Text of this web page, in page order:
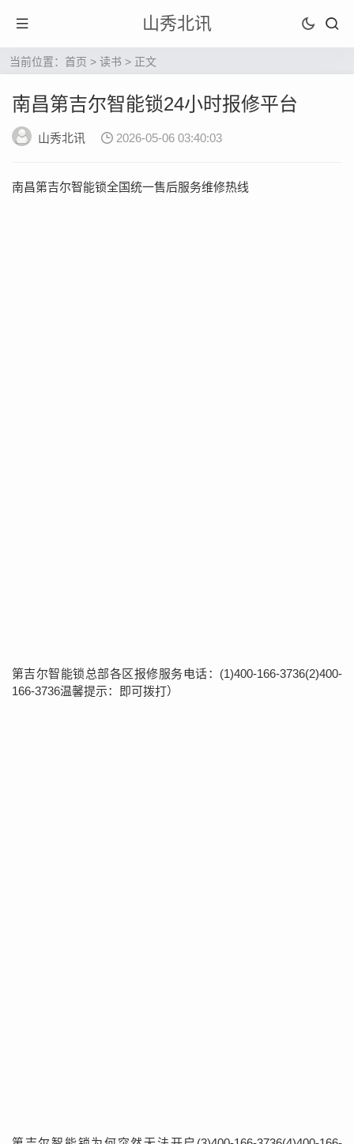
山秀北讯
当前位置： 首页 > 读书 > 正文
南昌第吉尔智能锁24小时报修平台
山秀北讯 2026-05-06 03:40:03
南昌第吉尔智能锁全国统一售后服务维修热线
第吉尔智能锁总部各区报修服务电话：(1)400-166-3736(2)400-
166-3736温馨提示：即可拨打）